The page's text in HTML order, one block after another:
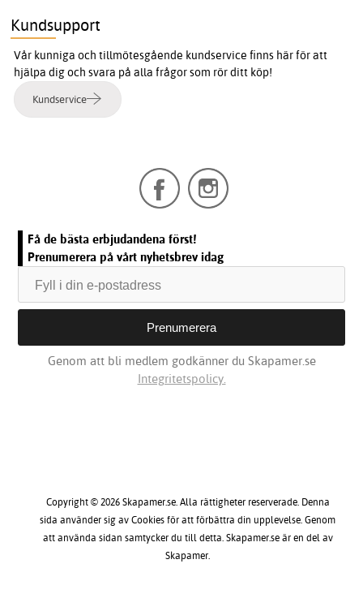
Kundsupport
Vår kunniga och tillmötesgående kundservice finns här för att
hjälpa dig och svara på alla frågor som rör ditt köp!
Kundservice
Få de bästa erbjudandena först!
Prenumerera på vårt nyhetsbrev idag
Genom att bli medlem godkänner du Skapamer.se
Integritetspolicy.
Copyright © 2026 Skapamer.se. Alla rättigheter reserverade. Denna
sida använder sig av Cookies för att förbättra din upplevelse. Genom
att använda sidan samtycker du till detta. Skapamer.se är en del av
Skapamer.